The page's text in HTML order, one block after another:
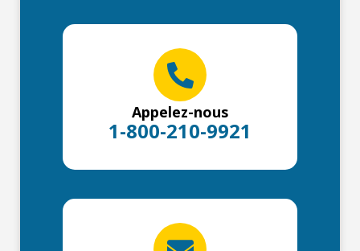
Appelez-nous
1-800-210-9921